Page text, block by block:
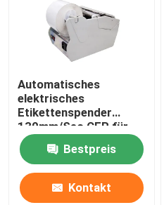
Automatisches
elektrisches
Etikettenspender
130mm/Sec CER für
transparente Aufkleber
Bestpreis
Kontakt